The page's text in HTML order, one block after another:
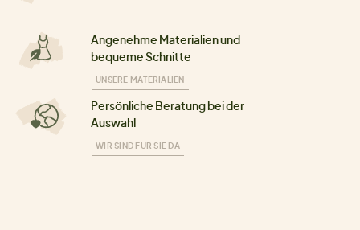
Angenehme Materialien und
bequeme Schnitte
UNSERE MATERIALIEN
Persönliche Beratung bei der
Auswahl
WIR SIND FÜR SIE DA